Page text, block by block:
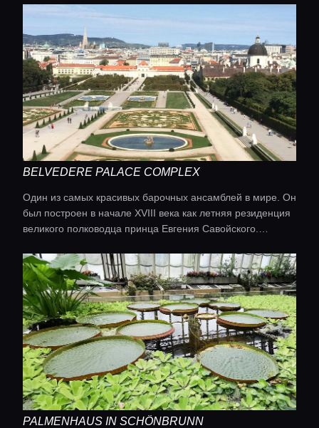
Главная
Локации
Гиды
Консьерж сервис
Lifestyle журнал
рождественские ярмарки и другие популярные
мероприятия.
BELVEDERE PALACE COMPLEX
Один из самых красивых барочных ансамблей в мире. Он
был построен в начале XVIII века как летняя резиденция
великого полководца принца Евгения Савойского.
соединенных террасным садом.
PALMENHAUS IN SCHÖNBRUNN